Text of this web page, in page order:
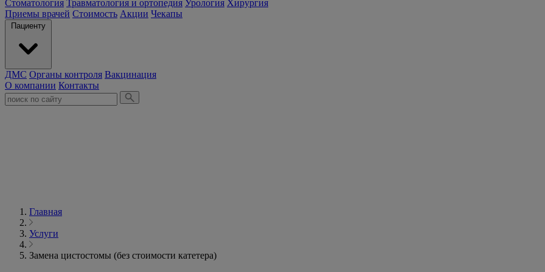
Стоматология Травматология и ортопедия Урология Хирургия
Приемы врачей Стоимость Акции Чекапы
Пациенту
ДМС Органы контроля Вакцинация
О компании Контакты
Главная
Услуги
Замена цистостомы (без стоимости катетера)